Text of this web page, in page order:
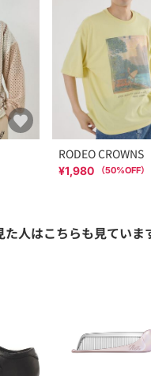
RODEO CROWNS
¥1,980 （50%OFF）